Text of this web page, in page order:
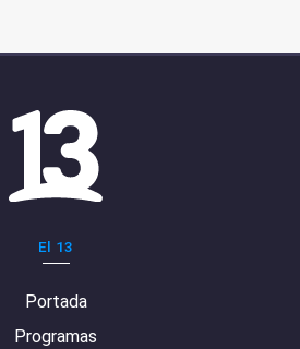
El 13
Portada
Programas